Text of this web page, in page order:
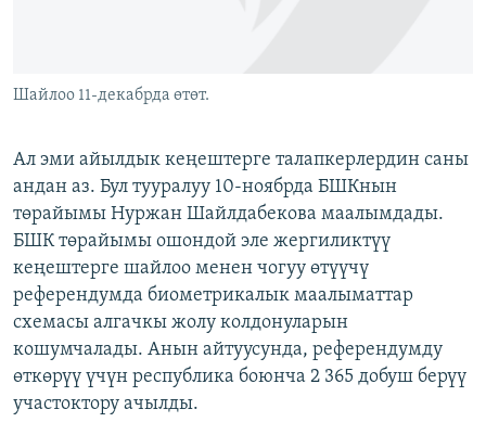
Шайлоо 11-декабрда өтөт.
Ал эми айылдык кеңештерге талапкерлердин саны
андан аз. Бул тууралуу 10-ноябрда БШКнын
төрайымы Нуржан Шайлдабекова маалымдады.
БШК төрайымы ошондой эле жергиликтүү
кеңештерге шайлоо менен чогуу өтүүчү
референдумда биометрикалык маалыматтар
схемасы алгачкы жолу колдонуларын
кошумчалады. Анын айтуусунда, референдумду
өткөрүү үчүн республика боюнча 2 365 добуш берүү
участоктору ачылды.